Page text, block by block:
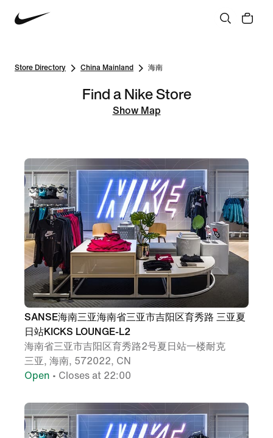
Store Directory China Mainland 海南
Find a Nike Store
Show Map
SANSE海南三亚海南省三亚市吉阳区育秀路 三亚夏
日站KICKS LOUNGE-L2
海南省三亚市吉阳区育秀路2号夏日站一楼耐克
三亚, 海南, 572022, CN
Open • Closes at 22:00